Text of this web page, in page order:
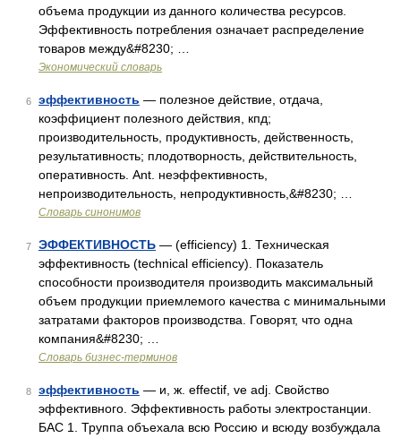
объема продукции из данного количества ресурсов.
Эффективность потребления означает распределение
товаров между&#8230; …
Экономический словарь
6 эффективность — полезное действие, отдача,
коэффициент полезного действия, кпд;
производительность, продуктивность, действенность,
результативность; плодотворность, действительность,
оперативность. Ant. неэффективность,
непроизводительность, непродуктивность,&#8230; …
Словарь синонимов
7 ЭФФЕКТИВНОСТЬ — (efficiency) 1. Техническая
эффективность (technical efficiency). Показатель
способности производителя производить максимальный
объем продукции приемлемого качества с минимальными
затратами факторов производства. Говорят, что одна
компания&#8230; …
Словарь бизнес-терминов
8 эффективность — и, ж. effectif, ve adj. Свойство
эффективного. Эффективность работы электростанции.
БАС 1. Труппа объехала всю Россию и всюду возбуждала